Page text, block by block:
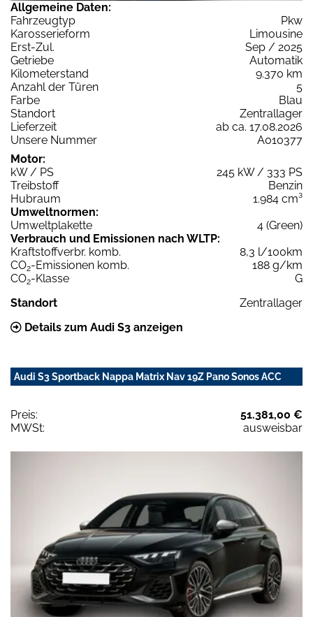
Allgemeine Daten:
Fahrzeugtyp
Pkw
Karosserieform
Limousine
Erst-Zul.
Sep / 2025
Getriebe
Automatik
Kilometerstand
9.370 km
Anzahl der Türen
5
Farbe
Blau
Standort
Zentrallager
Lieferzeit
ab ca. 17.08.2026
Unsere Nummer
A010377
Motor:
kW / PS
245 kW / 333 PS
Treibstoff
Benzin
Hubraum
1.984 cm³
Umweltnormen:
Umweltplakette
4 (Green)
Verbrauch und Emissionen nach WLTP:
Kraftstoffverbr. komb.
8,3 l/100km
CO2-Emissionen komb.
188 g/km
CO2-Klasse
G
Standort
Zentrallager
Details zum Audi S3 anzeigen
Audi S3 Sportback Nappa Matrix Nav 19Z Pano Sonos ACC
Preis:
51.381,00 €
MWSt:
ausweisbar